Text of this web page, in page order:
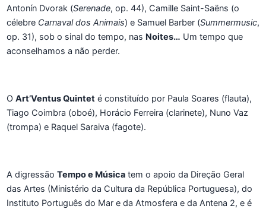
Antonín Dvorak (Serenade, op. 44), Camille Saint-Saëns (o
célebre Carnaval dos Animais) e Samuel Barber (Summermusic,
op. 31), sob o sinal do tempo, nas Noites… Um tempo que
aconselhamos a não perder.
O Art’Ventus Quintet é constituído por Paula Soares (flauta),
Tiago Coimbra (oboé), Horácio Ferreira (clarinete), Nuno Vaz
(trompa) e Raquel Saraiva (fagote).
A digressão Tempo e Música tem o apoio da Direção Geral
das Artes (Ministério da Cultura da República Portuguesa), do
Instituto Português do Mar e da Atmosfera e da Antena 2, e é